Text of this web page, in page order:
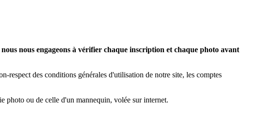
nous engageons à vérifier chaque inscription et chaque photo avant
respect des conditions générales d'utilisation de notre site, les comptes
photo ou de celle d'un mannequin, volée sur internet.